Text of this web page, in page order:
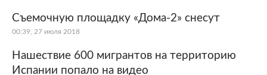
Съемочную площадку «Дома-2» снесут
00:39, 27 июля 2018
Нашествие 600 мигрантов на территорию
Испании попало на видео